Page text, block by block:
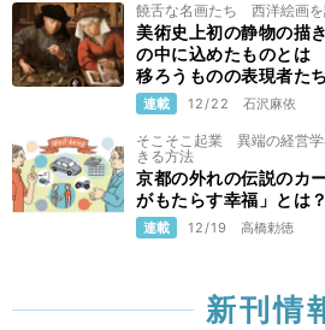
饒舌な名画たち 西洋絵画を
美術史上初の静物の描
の中に込めたものとは
移ろうものの表現者たち
連載 12/22 石沢麻依
そこそこ起業 異端の経営
きる方法
京都の外れの伝説のカ
がもたらす幸福」とは？
連載 12/19 高橋勅徳
新刊情